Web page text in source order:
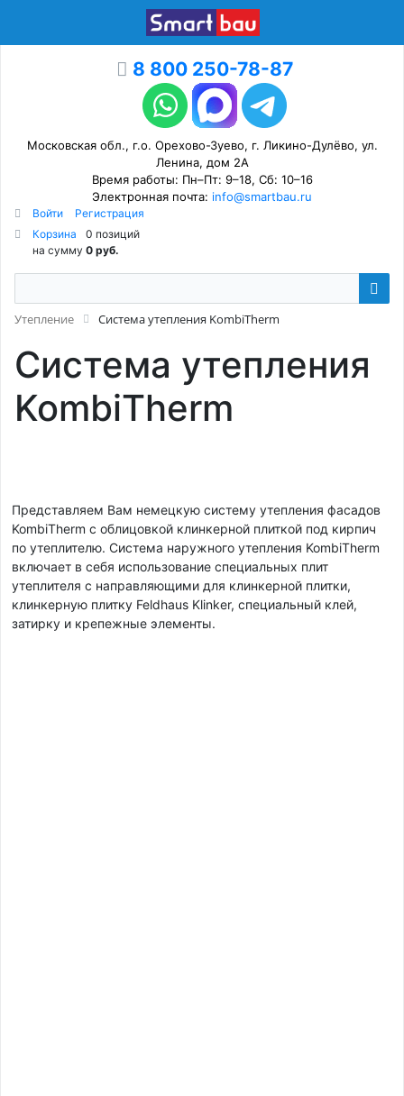
8 800 250-78-87
Московская обл., г.о. Орехово-Зуево, г. Ликино-Дулёво, ул.
Ленина, дом 2А
Время работы: Пн–Пт: 9–18, Сб: 10–16
Электронная почта: info@smartbau.ru
Войти
Регистрация
Корзина
0 позиций
на сумму 0 руб.
Утепление Система утепления KombiTherm
Система утепления
KombiTherm
Представляем Вам немецкую систему утепления фасадов
KombiTherm с облицовкой клинкерной плиткой под кирпич
по утеплителю. Система наружного утепления KombiTherm
включает в себя использование специальных плит
утеплителя с направляющими для клинкерной плитки,
клинкерную плитку Feldhaus Klinker, специальный клей,
затирку и крепежные элементы.